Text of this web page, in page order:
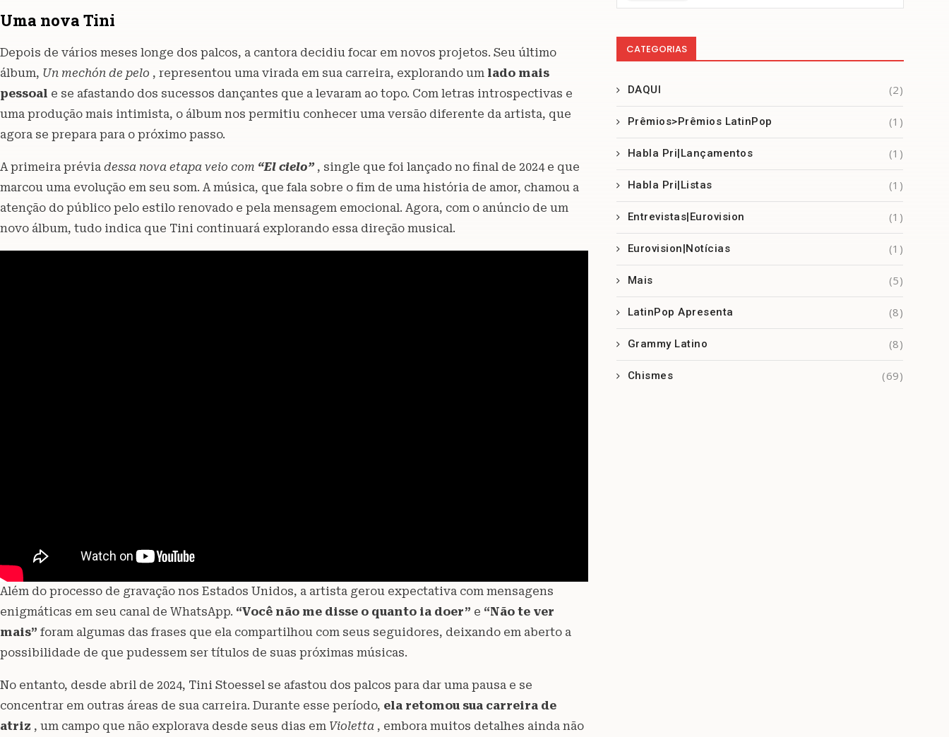
Uma nova Tini
Depois de vários meses longe dos palcos, a cantora decidiu focar em novos projetos. Seu último
álbum, Un mechón de pelo , representou uma virada em sua carreira, explorando um lado mais
pessoal e se afastando dos sucessos dançantes que a levaram ao topo. Com letras introspectivas e
uma produção mais intimista, o álbum nos permitiu conhecer uma versão diferente da artista, que
agora se prepara para o próximo passo.
A primeira prévia dessa nova etapa veio com “El cielo”, single que foi lançado no final de 2024 e que
marcou uma evolução em seu som. A música, que fala sobre o fim de uma história de amor, chamou a
atenção do público pelo estilo renovado e pela mensagem emocional. Agora, com o anúncio de um
novo álbum, tudo indica que Tini continuará explorando essa direção musical.
Além do processo de gravação nos Estados Unidos, a artista gerou expectativa com mensagens
enigmáticas em seu canal de WhatsApp. “Você não me disse o quanto ia doer” e “Não te ver
mais” foram algumas das frases que ela compartilhou com seus seguidores, deixando em aberto a
possibilidade de que pudessem ser títulos de suas próximas músicas.
No entanto, desde abril de 2024, Tini Stoessel se afastou dos palcos para dar uma pausa e se
concentrar em outras áreas de sua carreira. Durante esse período, ela retomou sua carreira de
atriz , um campo que não explorava desde seus dias em Violetta , embora muitos detalhes ainda não
CATEGORIAS
DAQUI (2)
Prêmios>Prêmios LatinPop (1)
Habla Pri|Lançamentos (1)
Habla Pri|Listas (1)
Entrevistas|Eurovision (1)
Eurovision|Notícias (1)
Mais (5)
LatinPop Apresenta (8)
Grammy Latino (8)
Chismes (69)